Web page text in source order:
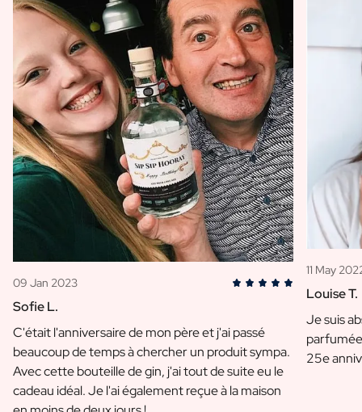
09 Jan 2023
Sofie L.
C'était l'anniversaire de mon père et j'ai passé
beaucoup de temps à chercher un produit sympa.
Avec cette bouteille de gin, j'ai tout de suite eu le
cadeau idéal. Je l'ai également reçue à la maison
11 May
Louise T.
Je suis
25e